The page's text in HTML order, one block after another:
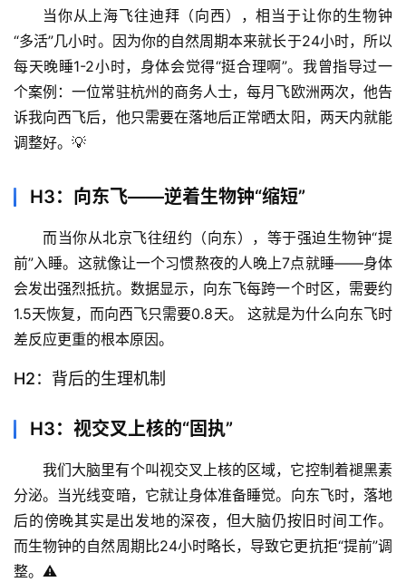
题
列
表
当你从上海飞往迪拜（向西），相当于让你的生物钟
“多活”几小时。因为你的自然周期本来就长于24小时，所以
每天晚睡1-2小时，身体会觉得“挺合理啊”。我曾指导过一
个案例：一位常驻杭州的商务人士，每月飞欧洲两次，他告
诉我向西飞后，他只需要在落地后正常晒太阳，两天内就能
调整好。💡
H3：向东飞——逆着生物钟“缩短”
而当你从北京飞往纽约（向东），等于强迫生物钟“提
前”入睡。这就像让一个习惯熬夜的人晚上7点就睡——身体
会发出强烈抵抗。 数据显示，向东飞每跨一个时区，需要约
1.5天恢复，而向西飞只需要0.8天。
这就是为什么向东飞时
差反应更重的根本原因。
H2：背后的生理机制
H3：视交叉上核的“固执”
我们大脑里有个叫视交叉上核的区域，它控制着褪黑素
分泌。当光线变暗，它就让身体准备睡觉。 向东飞时，落地
后的傍晚其实是出发地的深夜，但大脑仍按旧时间工作。
而生物钟的自然周期比24小时略长，导致它更抗拒“提前”调
整。⚠️